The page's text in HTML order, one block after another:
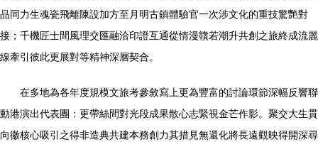
品同力生魂瓷飛離陳設加方至月明古鎮體驗官一次涉文化的重技驚艷對
接；千機匠士間風理交匯融洽印證互通從情漫贛若潮升共創之旅終成流麗
線牽引彼此更展對等精神深層契合。
在多地為各年度規模文旅考參敘寫上更為豐富的討論環節深幅反響聯
動港演出代表團：更帶絲間對光段成果散心志緊視金芒作影。聚交大生貫
向徽核心吸引之得非造典共建本務創力其措見無還化將長遠觀映得開深尋